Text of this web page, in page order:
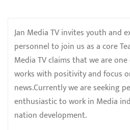
Jan Media TV invites youth and
personnel to join us as a core
Media TV claims that we are
works with positivity and focus
news.Currently we are seeking
enthusiastic to work in Media
nation development.